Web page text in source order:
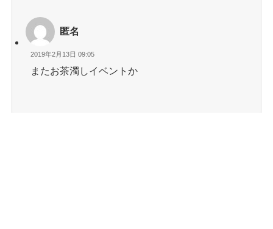
匿名
2019年2月13日 09:05
またお茶濁しイベントか